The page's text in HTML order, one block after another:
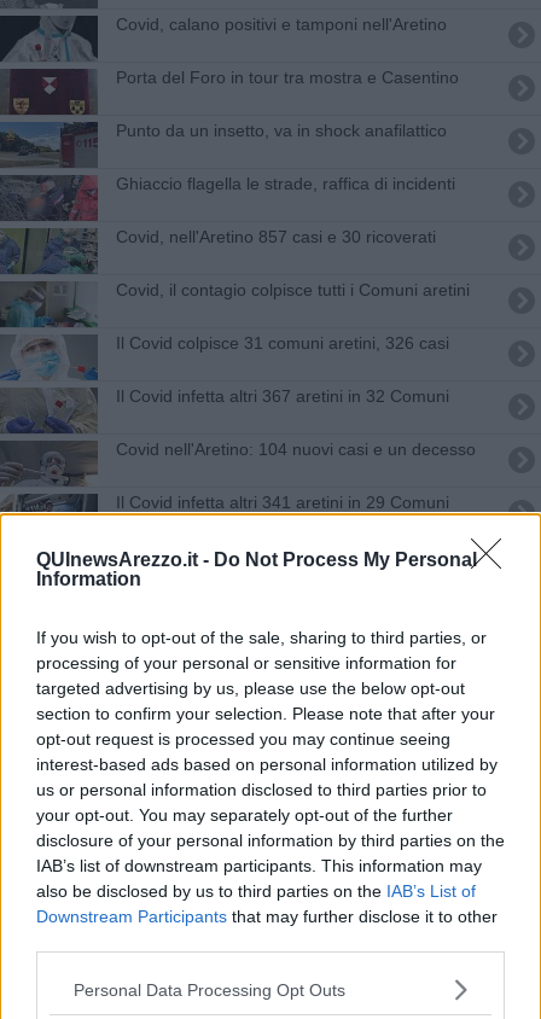
QUInewsArezzo.it - Do Not Process My Personal
Information
If you wish to opt-out of the sale, sharing to third parties, or
processing of your personal or sensitive information for
targeted advertising by us, please use the below opt-out
section to confirm your selection. Please note that after your
opt-out request is processed you may continue seeing
interest-based ads based on personal information utilized by
us or personal information disclosed to third parties prior to
your opt-out. You may separately opt-out of the further
disclosure of your personal information by third parties on the
IAB’s list of downstream participants. This information may
also be disclosed by us to third parties on the IAB’s List of
Downstream Participants that may further disclose it to other
Personal Data Processing Opt Outs
Covid, calano positivi e tamponi nell'Aretino
Porta del Foro in tour tra mostra e Casentino
Punto da un insetto, va in shock anafilattico
Ghiaccio flagella le strade, raffica di incidenti
Covid, nell'Aretino 857 casi e 30 ricoverati
Covid, il contagio colpisce tutti i Comuni aretini
Il Covid colpisce 31 comuni aretini, 326 casi
Il Covid infetta altri 367 aretini in 32 Comuni
Covid nell'Aretino: 104 nuovi casi e un decesso
Il Covid infetta altri 341 aretini in 29 Comuni
Covid, nell'Aretino 398 nuovi casi in 34 Comuni
​Benzina, gasolio, gpl, ecco dove risparmiare
​Benzina, gasolio, gpl, ecco dove risparmiare
Covid, nell'Aretino 295 nuovi casi in 31 Comuni
​Benzina, gasolio, gpl, ecco dove risparmiare
​Benzina, gasolio, gpl, ecco dove risparmiare
Covid, nell'Aretino altri 178 casi, morto un uomo
Covid, in 24 ore altri 177 casi nell'Aretino